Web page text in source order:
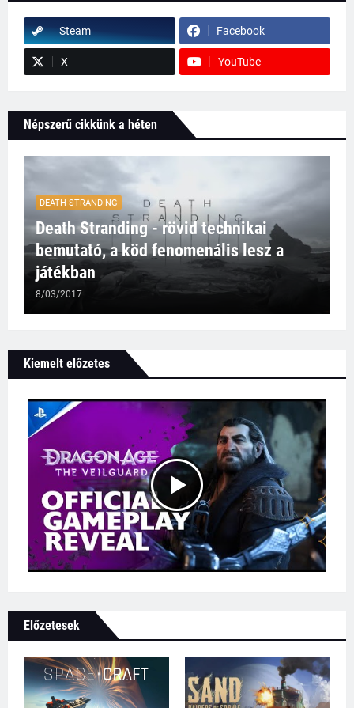
Steam Facebook
X YouTube
Népszerű cikkünk a héten
DEATH STRANDING
Death Stranding - rövid technikai
bemutató, a köd fenomenális lesz a
játékban
8/03/2017
Kiemelt előzetes
Előzetesek